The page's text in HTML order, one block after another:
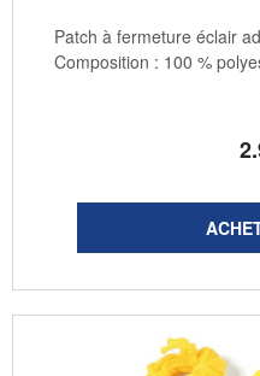
2
Patch à fermeture éclair
Composition : 100 %